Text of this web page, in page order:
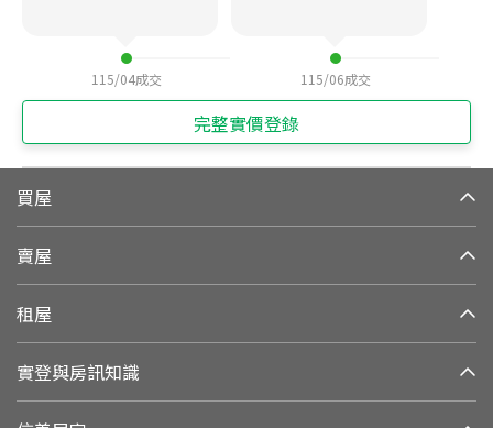
115/04成交 115/06成交
完整實價登錄
買屋
賣屋
租屋
實登與房訊知識